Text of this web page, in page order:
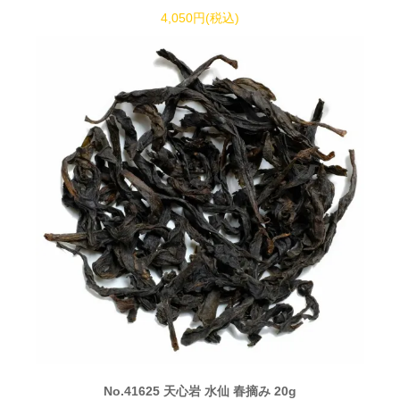
4,050円(税込)
No.41625 天心岩 水仙 春摘み 20g